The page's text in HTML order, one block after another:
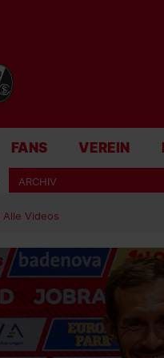
FANS VEREIN
ARCHIV
Alle Videos